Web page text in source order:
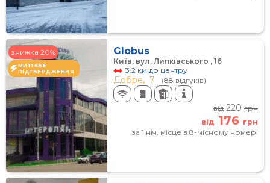
знижка 20%
МИТТЄВЕ
ПІДТВЕРДЖЕННЯ
Globus
Київ, вул. Липківського , 16
3.2 км до центру
Добре, 7 (88 відгуків)
від220грн
від 176 грн
за 1 ніч, місце в 8-місному номері